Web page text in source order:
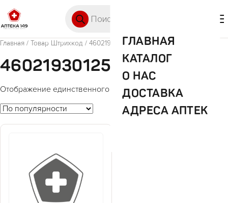
ГЛАВНАЯ
КАТАЛОГ
О НАС
ДОСТАВКА
АДРЕСА АПТЕК
Главная / Товар Штрихкод / 4602193012547
4602193012547
Отображение единственного товара